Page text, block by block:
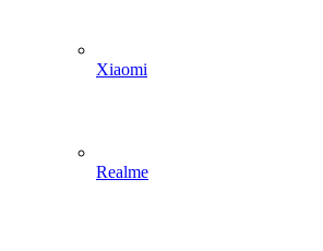
Xiaomi
Realme